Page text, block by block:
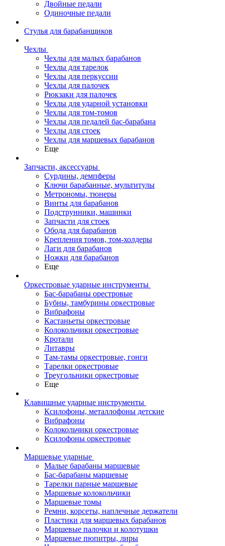
Двойные педали
Одиночные педали
Стулья для барабанщиков
Чехлы
Чехлы для малых барабанов
Чехлы для тарелок
Чехлы для перкуссии
Чехлы для палочек
Рюкзаки для палочек
Чехлы для ударной установки
Чехлы для том-томов
Чехлы для педалей бас-барабана
Чехлы для стоек
Чехлы для маршевых барабанов
Еще
Запчасти, аксессуары
Сурдины, демпферы
Ключи барабанные, мультитулы
Метрономы, тюнеры
Винты для барабанов
Подструнники, машинки
Запчасти для стоек
Обода для барабанов
Крепления томов, том-холдеры
Лаги для барабанов
Ножки для барабанов
Еще
Оркестровые ударные инструменты
Бас-барабаны орестровые
Бубны, тамбурины оркестровые
Вибрафоны
Кастаньеты оркестровые
Колокольчики оркестровые
Кротали
Литавры
Там-тамы оркестровые, гонги
Тарелки оркестровые
Треугольники оркестровые
Еще
Клавишные ударные инструменты
Ксилофоны, металлофоны детские
Вибрафоны
Колокольчики оркестровые
Ксилофоны оркестровые
Маршевые ударные
Малые барабаны маршевые
Бас-барабаны маршевые
Тарелки парные маршевые
Маршевые колокольчики
Маршевые томы
Ремни, корсеты, наплечные держатели
Пластики для маршевых барабанов
Маршевые палочки и колотушки
Маршевые пюпитры, лиры